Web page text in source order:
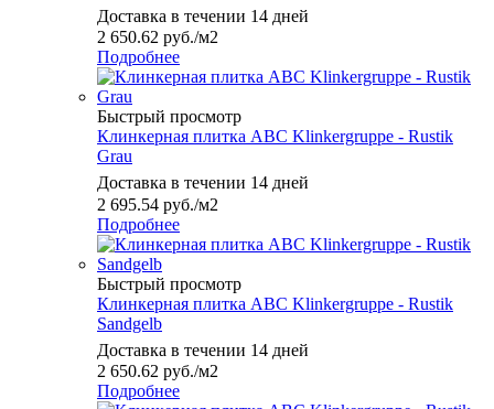
Доставка в течении 14 дней
2 650.62 руб./м2
Подробнее
Быстрый просмотр
Клинкерная плитка ABC Klinkergruppe - Rustik
Grau
Доставка в течении 14 дней
2 695.54 руб./м2
Подробнее
Быстрый просмотр
Клинкерная плитка ABC Klinkergruppe - Rustik
Sandgelb
Доставка в течении 14 дней
2 650.62 руб./м2
Подробнее